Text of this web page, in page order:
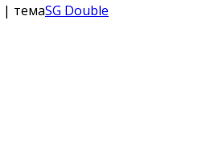
| темаSG Double